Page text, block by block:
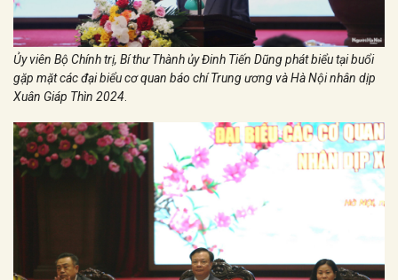
Ủy viên Bộ Chính trị, Bí thư Thành ủy Đinh Tiến Dũng phát biểu tại buổi
gặp mặt các đại biểu cơ quan báo chí Trung ương và Hà Nội nhân dịp
Xuân Giáp Thìn 2024